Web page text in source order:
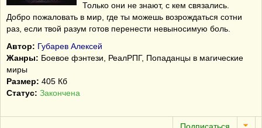
Только они не знают, с кем связались.
Добро пожаловать в мир, где ты можешь возрождаться сотни
раз, если твой разум готов перенести невыносимую боль.
Автор: Губарев Алексей
Жанры: Боевое фэнтези, РеалРПГ, Попаданцы в магические
миры
Размер: 405 Кб
Статус: Закончена